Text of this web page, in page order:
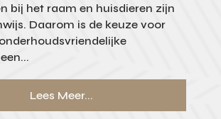
bij het raam en huisdieren zijn
Daarom is de keuze voor
Lees Meer...